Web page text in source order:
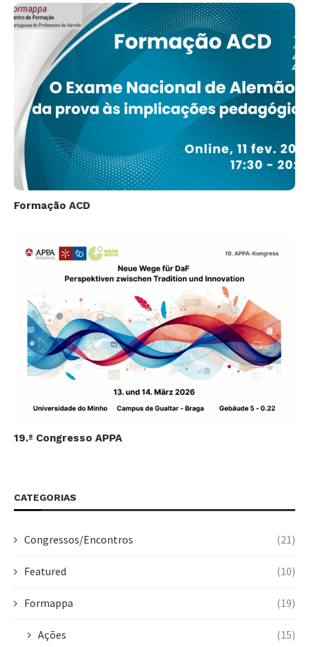
Formação ACD
19.º Congresso APPA
CATEGORIAS
Congressos/Encontros (21)
Featured (10)
Formappa (19)
Ações (15)